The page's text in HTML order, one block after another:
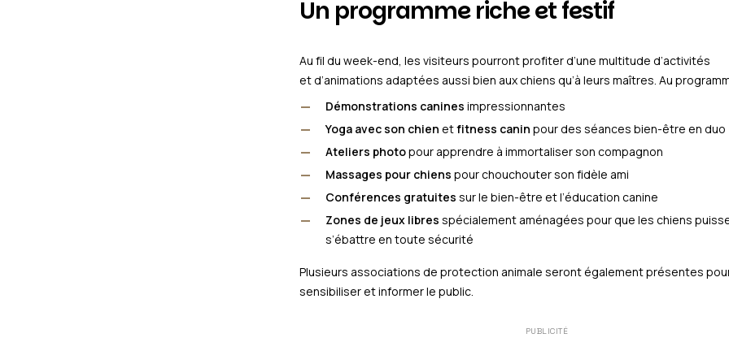
Un programme riche et festif
Au fil du week-end, les visiteurs pourront profiter d’une multitude d’activités
et d’animations adaptées aussi bien aux chiens qu’à leurs maîtres. Au
Démonstrations canines impressionnantes
Yoga avec son chien etfitness canin pour des séances bien-être en duo
Ateliers photopour apprendre à immortaliser son compagnon
Massages pour chiens pour chouchouter son fidèle ami
Conférences gratuites sur le bien-être et l’éducation canine
Zones de jeux libres spécialement aménagées pour que les chiens
s’ébattre en toute sécurité
Plusieurs associations de protection animale seront également présentes
sensibiliser et informer le public.
PUBLICITÉ